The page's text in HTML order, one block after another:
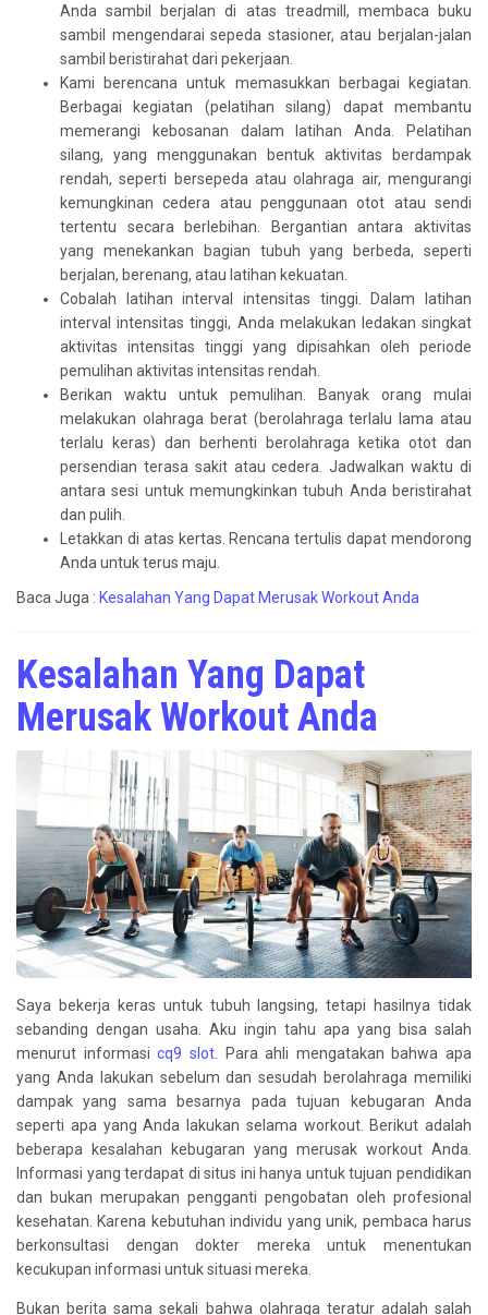
Anda sambil berjalan di atas treadmill, membaca buku
sambil mengendarai sepeda stasioner, atau berjalan-jalan
sambil beristirahat dari pekerjaan.
Kami berencana untuk memasukkan berbagai kegiatan.
Berbagai kegiatan (pelatihan silang) dapat membantu
memerangi kebosanan dalam latihan Anda. Pelatihan
silang, yang menggunakan bentuk aktivitas berdampak
rendah, seperti bersepeda atau olahraga air, mengurangi
kemungkinan cedera atau penggunaan otot atau sendi
tertentu secara berlebihan. Bergantian antara aktivitas
yang menekankan bagian tubuh yang berbeda, seperti
berjalan, berenang, atau latihan kekuatan.
Cobalah latihan interval intensitas tinggi. Dalam latihan
interval intensitas tinggi, Anda melakukan ledakan singkat
aktivitas intensitas tinggi yang dipisahkan oleh periode
pemulihan aktivitas intensitas rendah.
Berikan waktu untuk pemulihan. Banyak orang mulai
melakukan olahraga berat (berolahraga terlalu lama atau
terlalu keras) dan berhenti berolahraga ketika otot dan
persendian terasa sakit atau cedera. Jadwalkan waktu di
antara sesi untuk memungkinkan tubuh Anda beristirahat
dan pulih.
Letakkan di atas kertas. Rencana tertulis dapat mendorong
Anda untuk terus maju.
Baca Juga : Kesalahan Yang Dapat Merusak Workout Anda
Kesalahan Yang Dapat
Merusak Workout Anda
Saya bekerja keras untuk tubuh langsing, tetapi hasilnya tidak
sebanding dengan usaha. Aku ingin tahu apa yang bisa salah
menurut informasicq9 slot. Para ahli mengatakan bahwa apa
yang Anda lakukan sebelum dan sesudah berolahraga memiliki
dampak yang sama besarnya pada tujuan kebugaran Anda
seperti apa yang Anda lakukan selama workout. Berikut adalah
beberapa kesalahan kebugaran yang merusak workout Anda.
Informasi yang terdapat di situs ini hanya untuk tujuan pendidikan
dan bukan merupakan pengganti pengobatan oleh profesional
kesehatan. Karena kebutuhan individu yang unik, pembaca harus
berkonsultasi dengan dokter mereka untuk menentukan
kecukupan informasi untuk situasi mereka.
Bukan berita sama sekali bahwa olahraga teratur adalah salah